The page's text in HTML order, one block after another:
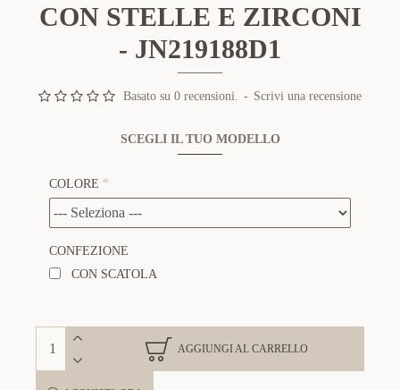
CON STELLE E ZIRCONI
- JN219188D1
Basato su 0 recensioni. - Scrivi una recensione
SCEGLI IL TUO MODELLO
COLORE
CONFEZIONE
CON SCATOLA
AGGIUNGI AL CARRELLO